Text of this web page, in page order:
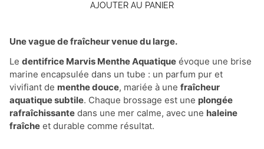
AJOUTER AU PANIER
Une vague de fraîcheur venue du large.
Le dentifrice Marvis Menthe Aquatique évoque une brise
marine encapsulée dans un tube : un parfum pur et
vivifiant de menthe douce, mariée à une fraîcheur
aquatique subtile. Chaque brossage est une plongée
rafraîchissante dans une mer calme, avec une haleine
fraîche et durable comme résultat.